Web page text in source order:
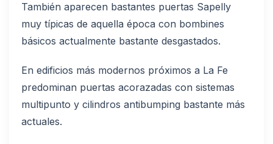
También aparecen bastantes puertas Sapelly
muy típicas de aquella época con bombines
básicos actualmente bastante desgastados.
En edificios más modernos próximos a La Fe
predominan puertas acorazadas con sistemas
multipunto y cilindros antibumping bastante más
actuales.